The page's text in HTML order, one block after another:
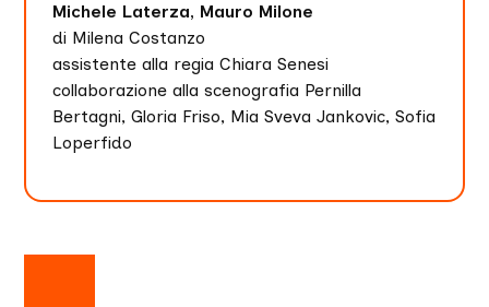
Michele Laterza, Mauro Milone
di Milena Costanzo
assistente alla regia Chiara Senesi
collaborazione alla scenografia Pernilla
Bertagni, Gloria Friso, Mia Sveva Jankovic, Sofia
Loperfido